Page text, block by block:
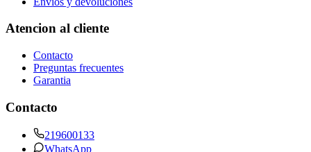
Atencion al cliente
Contacto
Preguntas frecuentes
Garantia
Contacto
219600133
WhatsApp